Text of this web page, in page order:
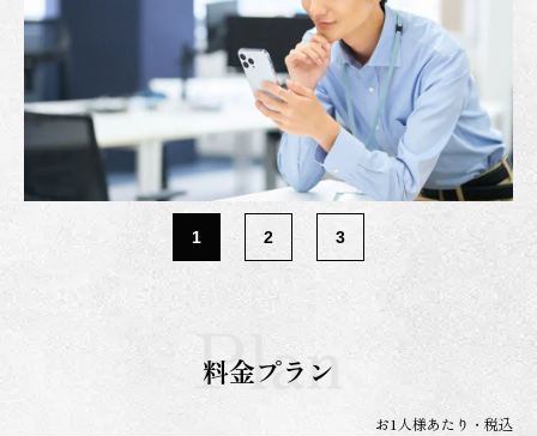
1 2 3
料金プラン
お1人様あたり・税込